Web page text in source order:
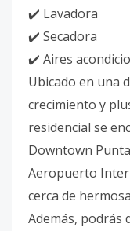
✔️ Lavadora
✔️ Secadora
✔️ Aires
Ubicado en una
crecimiento y
residencial se
Downtown
Aeropuerto
cerca de
Además, podrás